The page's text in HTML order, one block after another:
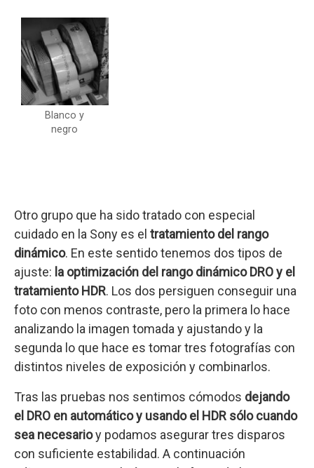
Blanco y
negro
Otro grupo que ha sido tratado con especial
cuidado en la Sony es el tratamiento del rango
dinámico. En este sentido tenemos dos tipos de
ajuste: la optimización del rango dinámico DRO y el
tratamiento HDR. Los dos persiguen conseguir una
foto con menos contraste, pero la primera lo hace
analizando la imagen tomada y ajustando y la
segunda lo que hace es tomar tres fotografías con
distintos niveles de exposición y combinarlos.
Tras las pruebas nos sentimos cómodos dejando
el DRO en automático y usando el HDR sólo cuando
sea necesarioy podamos asegurar tres disparos
con suficiente estabilidad. A continuación